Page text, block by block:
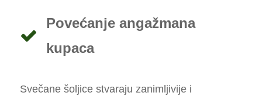
Povećanje angažmana
kupaca
Svečane šoljice stvaraju zanimljivije i